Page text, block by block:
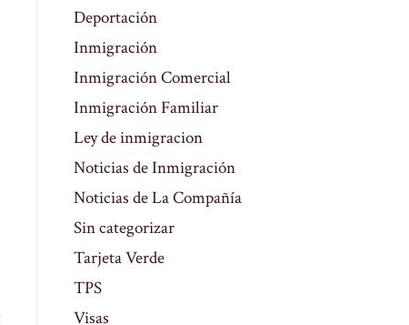
Deportación
Inmigración
Inmigración Comercial
Inmigración Familiar
Ley de inmigracion
Noticias de Inmigración
Noticias de La Compañía
Sin categorizar
Tarjeta Verde
TPS
Visas